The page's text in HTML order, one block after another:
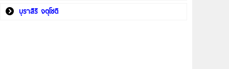
บุราสิริ จตุโชติ